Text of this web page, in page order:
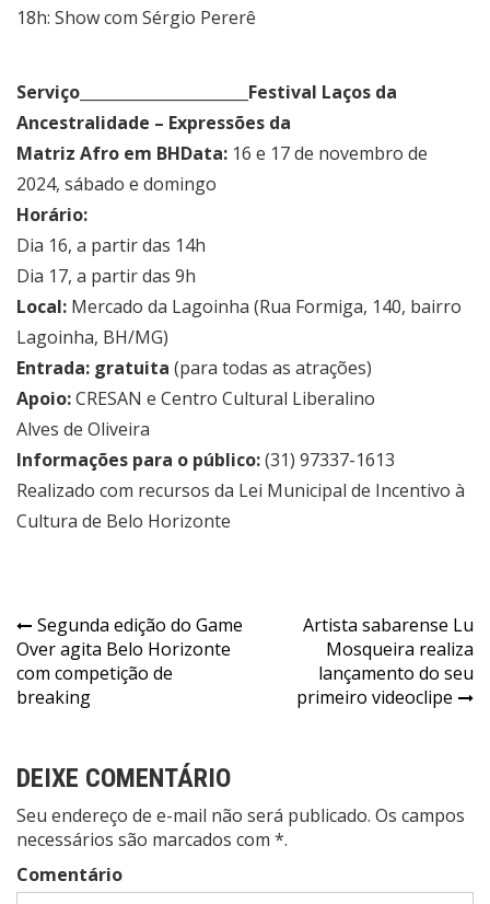
18h: Show com Sérgio Pererê
Serviço______________________ Festival Laços da
Ancestralidade – Expressões da
Matriz Afro em BHData: 16 e 17 de novembro de
2024, sábado e domingo
Horário:
Dia 16, a partir das 14h
Dia 17, a partir das 9h
Local: Mercado da Lagoinha (Rua Formiga, 140, bairro
Lagoinha, BH/MG)
Entrada: gratuita (para todas as atrações)
Apoio:CRESAN e Centro Cultural Liberalino
Alves de Oliveira
Informações para o público:(31) 97337-1613
Realizado com recursos da Lei Municipal de Incentivo à
Cultura de Belo Horizonte
Navegação
de
Post
Segunda edição do Game
Over agita Belo Horizonte
com competição de
breaking
Artista sabarense Lu
Mosqueira realiza
lançamento do seu
primeiro videoclipe
DEIXE COMENTÁRIO
Seu endereço de e-mail não será publicado. Os campos
necessários são marcados com *.
Comentário